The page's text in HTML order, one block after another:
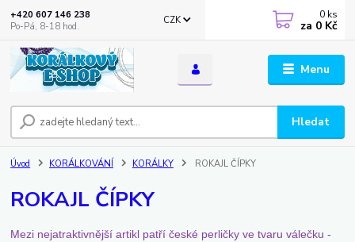
Menu
CZK
Hledat
+420 607 146 238
Po-Pá, 8-18 hod.
0 ks
za 0 Kč
Úvod KORÁLKOVÁNÍ KORÁLKY ROKAJL ČÍPKY
ROKAJL ČÍPKY
Mezi nejatraktivnější artikl patří české perličky ve tvaru válečku -